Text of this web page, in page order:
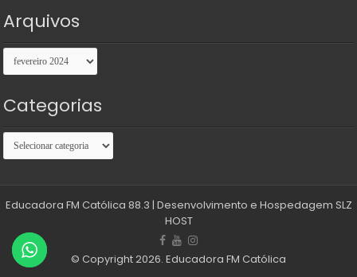
Arquivos
Arquivos
Categorias
Categorias
Educadora FM Católica 88.3 | Desenvolvimento e Hospedagem SLZ
HOST
© Copyright 2026. Educadora FM Católica